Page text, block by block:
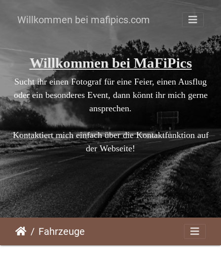
Willkommen bei mafipics.com
Willkommen bei MaFiPics
Sucht ihr einen Fotograf für eine Feier, einen Ausflug
oder ein besonderes Event, dann könnt ihr mich gerne
ansprechen.
Kontaktiert mich einfach über die Kontaktfunktion auf
der Webseite!
Fahrzeuge